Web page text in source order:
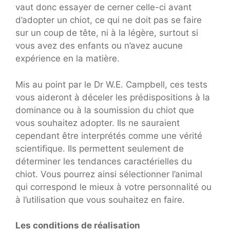
vaut donc essayer de cerner celle-ci avant
d’adopter un chiot, ce qui ne doit pas se faire
sur un coup de tête, ni à la légère, surtout si
vous avez des enfants ou n’avez aucune
expérience en la matière.
Mis au point par le Dr W.E. Campbell, ces tests
vous aideront à déceler les prédispositions à la
dominance ou à la soumission du chiot que
vous souhaitez adopter. Ils ne sauraient
cependant être interprétés comme une vérité
scientifique. Ils permettent seulement de
déterminer les tendances caractérielles du
chiot. Vous pourrez ainsi sélectionner l’animal
qui correspond le mieux à votre personnalité ou
à l’utilisation que vous souhaitez en faire.
Les conditions de réalisation